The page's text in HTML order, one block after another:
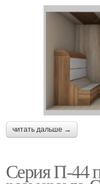
читать дальше →
Серия П-44